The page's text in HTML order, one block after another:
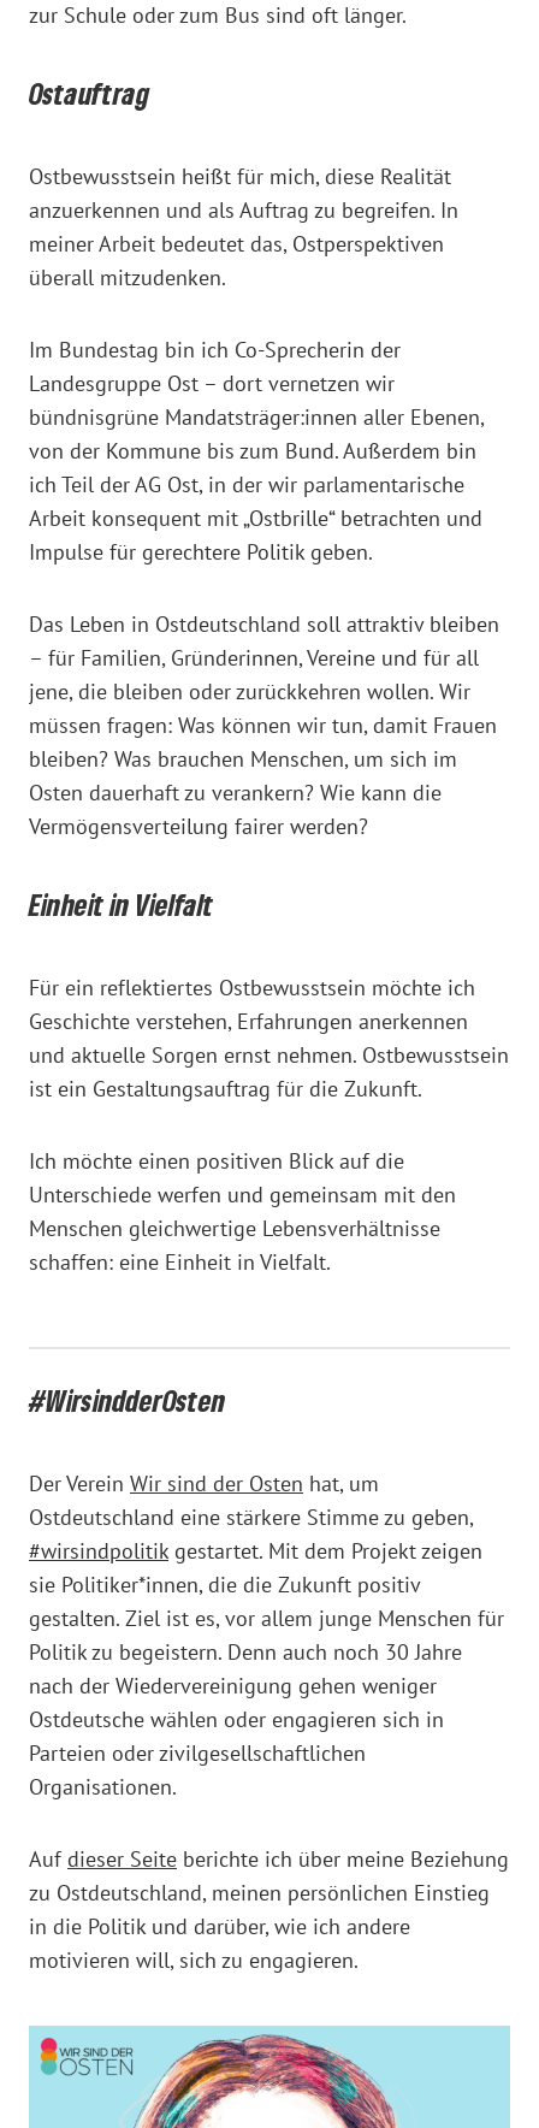
zur Schule oder zum Bus sind oft länger.
Ostauftrag
Ostbewusstsein heißt für mich, diese Realität
anzuerkennen und als Auftrag zu begreifen. In
meiner Arbeit bedeutet das, Ostperspektiven
überall mitzudenken.
Im Bundestag bin ich Co-Sprecherin der
Landesgruppe Ost – dort vernetzen wir
bündnisgrüne Mandatsträger:innen aller Ebenen,
von der Kommune bis zum Bund. Außerdem bin
ich Teil der AG Ost, in der wir parlamentarische
Arbeit konsequent mit „Ostbrille“ betrachten und
Impulse für gerechtere Politik geben.
Das Leben in Ostdeutschland soll attraktiv bleiben
– für Familien, Gründerinnen, Vereine und für all
jene, die bleiben oder zurückkehren wollen. Wir
müssen fragen: Was können wir tun, damit Frauen
bleiben? Was brauchen Menschen, um sich im
Osten dauerhaft zu verankern? Wie kann die
Vermögensverteilung fairer werden?
Einheit in Vielfalt
Für ein reflektiertes Ostbewusstsein möchte ich
Geschichte verstehen, Erfahrungen anerkennen
und aktuelle Sorgen ernst nehmen. Ostbewusstsein
ist ein Gestaltungsauftrag für die Zukunft.
Ich möchte einen positiven Blick auf die
Unterschiede werfen und gemeinsam mit den
Menschen gleichwertige Lebensverhältnisse
schaffen: eine Einheit in Vielfalt.
#WirsindderOsten
Der Verein Wir sind der Osten hat, um
Ostdeutschland eine stärkere Stimme zu geben,
#wirsindpolitikgestartet. Mit dem Projekt zeigen
sie Politiker*innen, die die Zukunft positiv
gestalten. Ziel ist es, vor allem junge Menschen für
Politik zu begeistern. Denn auch noch 30 Jahre
nach der Wiedervereinigung gehen weniger
Ostdeutsche wählen oder engagieren sich in
Parteien oder zivilgesellschaftlichen
Organisationen.
Auf dieser Seite berichte ich über meine Beziehung
zu Ostdeutschland, meinen persönlichen Einstieg
in die Politik und darüber, wie ich andere
motivieren will, sich zu engagieren.